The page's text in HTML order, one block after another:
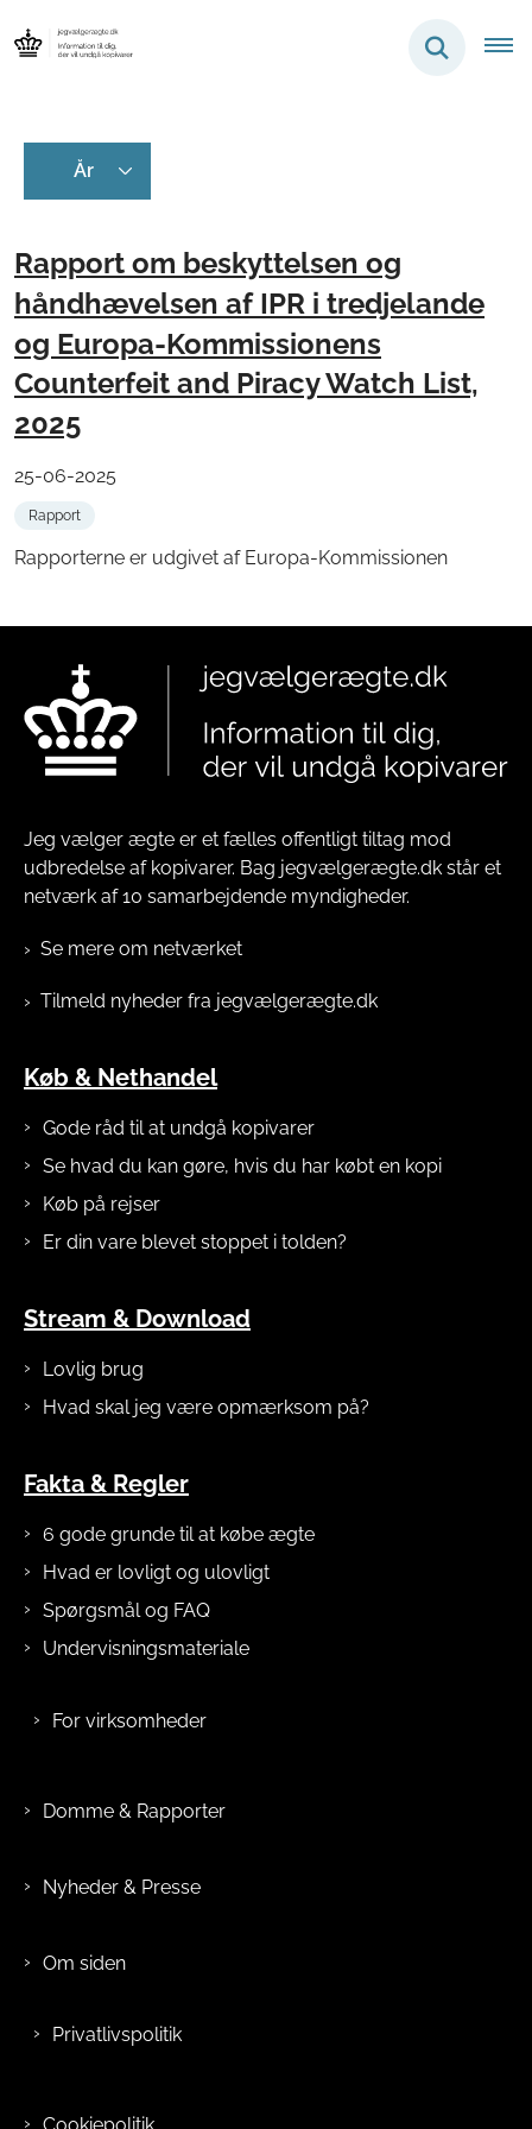
Rapport om beskyttelsen og
håndhævelsen af IPR i tredjelande
og Europa-Kommissionens
Counterfeit and Piracy Watch List,
2025
25-06-2025
Rapport
Rapporterne er udgivet af Europa-Kommissionen
Jeg vælger ægte er et fælles offentligt tiltag mod
udbredelse af kopivarer. Bag jegvælgerægte.dk står et
netværk af 10 samarbejdende myndigheder.
Se mere om netværket
Tilmeld nyheder fra jegvælgerægte.dk
Køb & Nethandel
Gode råd til at undgå kopivarer
Se hvad du kan gøre, hvis du har købt en kopi
Køb på rejser
Er din vare blevet stoppet i tolden?
Stream & Download
Lovlig brug
Hvad skal jeg være opmærksom på?
Fakta & Regler
6 gode grunde til at købe ægte
Hvad er lovligt og ulovligt
Spørgsmål og FAQ
Undervisningsmateriale
For virksomheder
Domme & Rapporter
Nyheder & Presse
Om siden
Privatlivspolitik